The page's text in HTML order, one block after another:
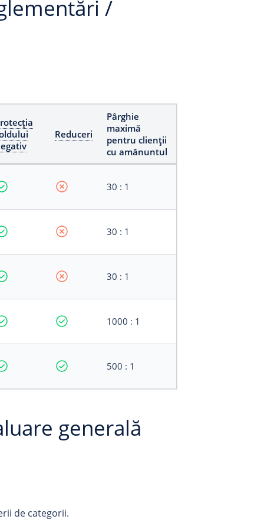
/
Reduceri
Pârghie
maximă
pentru clienții
cu amănuntul
30 : 1
30 : 1
30 : 1
1000 : 1
500 : 1
generală
de categorii.